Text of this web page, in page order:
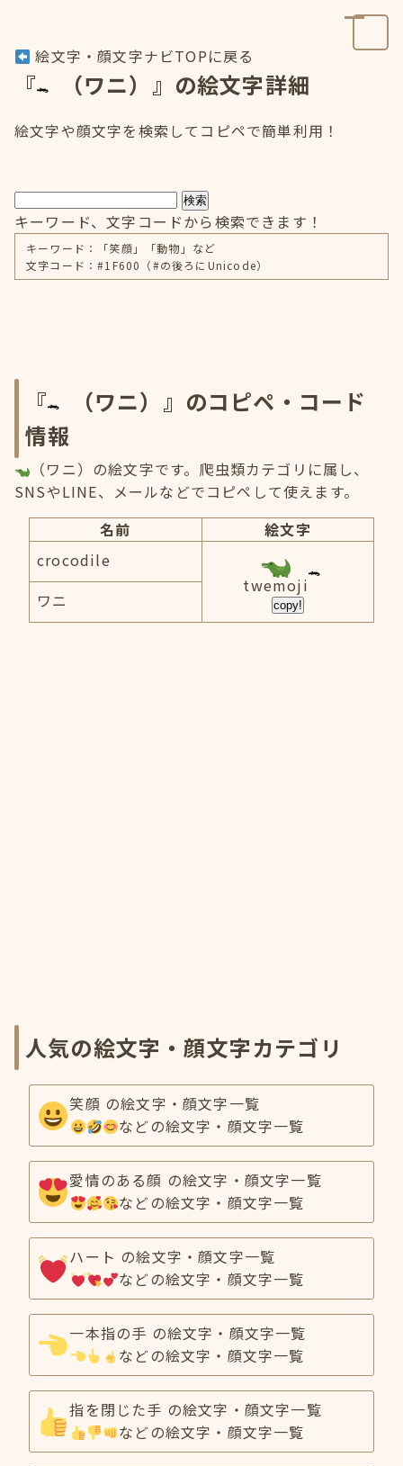
絵文字・顔文字ナビTOPに戻る
『 （ワニ）』の絵文字詳細
絵文字や顔文字を検索してコピペで簡単利用！
検索
キーワード、文字コードから検索できます！
キーワード：「笑顔」「動物」など
文字コード：#1F600（#の後ろにUnicode）
『
（ワニ）』のコピペ・コード
情報
（ワニ）の絵文字です。爬虫類カテゴリに属し、
SNSやLINE、メールなどでコピペして使えます。
名前
絵文字
crocodile
twemoji
copy!
ワニ
人気の絵文字・顔文字カテゴリ
笑顔 の絵文字・顔文字一覧
などの絵文字・顔文字一覧
愛情のある顔 の絵文字・顔文字一覧
などの絵文字・顔文字一覧
ハート の絵文字・顔文字一覧
などの絵文字・顔文字一覧
一本指の手 の絵文字・顔文字一覧
などの絵文字・顔文字一覧
指を閉じた手 の絵文字・顔文字一覧
などの絵文字・顔文字一覧